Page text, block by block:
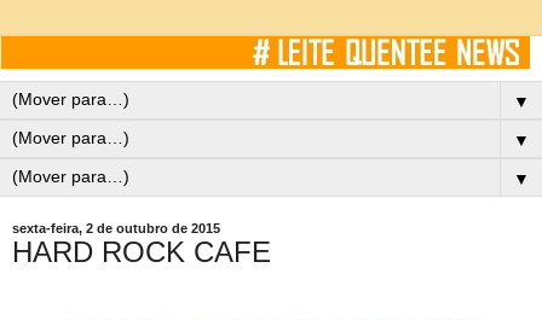
▼
▼
▼
sexta-feira, 2 de outubro de 2015
HARD ROCK CAFE